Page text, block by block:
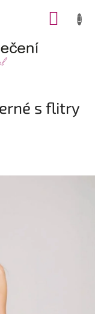
s flitry